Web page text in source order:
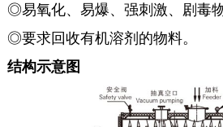
◎易氧化、易爆、强刺激、剧毒
◎要求回收有机溶剂的物料。
结构示意图